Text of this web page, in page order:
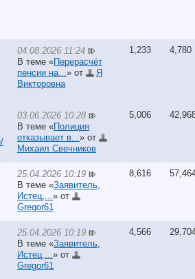
04.08.2026 11:24
В теме «Перерасчёт
пенсии на... » от
Я
Викторовна
1,233 4,780
03.06.2026 10:28
В теме «Полиция
отказывает в... » от
Михаил Свечников
5,006
25.04.2026 10:19
В теме «Заявитель,
Истец,... » от
Gregor61
8,616
25.04.2026 10:19
В теме «Заявитель,
Истец,... » от
Gregor61
4,566